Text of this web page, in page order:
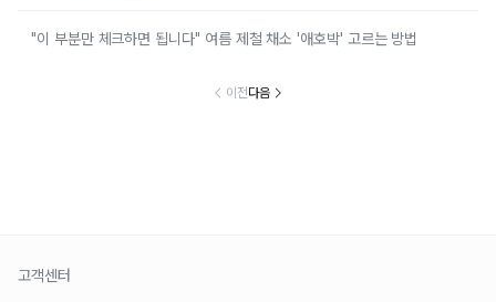
"이 부분만 체크하면 됩니다" 여름 제철 채소 '애호박' 고르는 방법
이전다음
고객센터